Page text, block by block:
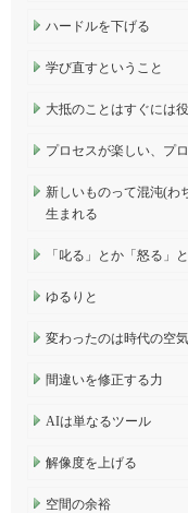
ハードルを下げる
学び直すということ
大抵のことはすぐには
プロセスが楽しい、プ
新しいものって混沌(わ
生まれる
「叱る」とか「怒る」
ゆるりと
変わったのは時代の空
間違いを修正する力
AIは単なるツール
解像度を上げる
空間の余裕